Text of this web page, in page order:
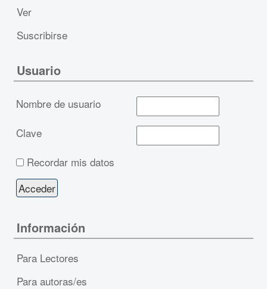
Ver
Suscribirse
Usuario
Nombre de usuario
Clave
Recordar mis datos
Información
Para Lectores
Para autoras/es